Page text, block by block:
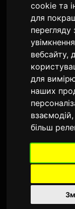
cookie та
для
вебсайту,
для
наших
взаємодій
більш
Джош
до
Автор:Sam
Перекладено
Джош
на
Лос-
премію